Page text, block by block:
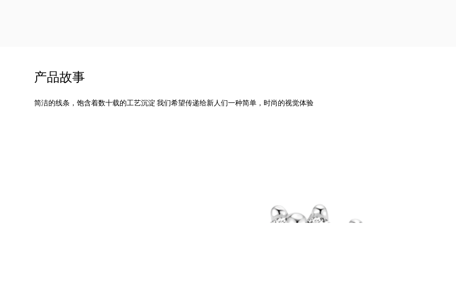
产品故事
简洁的线条，饱含着数十载的工艺沉淀 我们希望传递给新人们一种简单，时尚的视觉体验